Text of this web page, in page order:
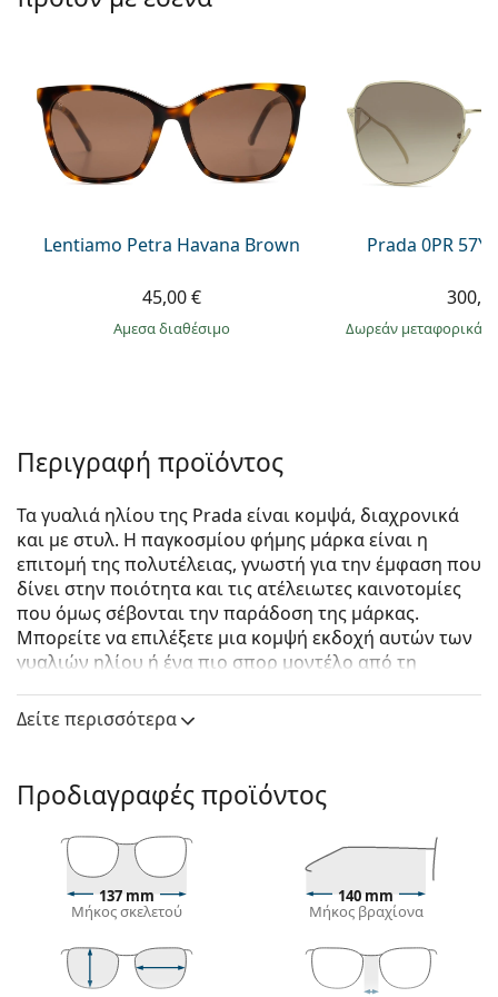
Persol
Όλες οι μάρκες
Lentiamo Petra Havana Brown
45,00 €
άμεσα διαθέσιμο
Prada 0PR
Δωρεάν μεταφορικά
Περιγραφή προϊόντος
Τα γυαλιά ηλίου της Prada είναι κομψά, διαχρονικά
και με στυλ. Η παγκοσμίου φήμης μάρκα είναι η
επιτομή της πολυτέλειας, γνωστή για την έμφαση που
δίνει στην ποιότητα και τις ατέλειωτες καινοτομίες
που όμως σέβονται την παράδοση της μάρκας.
Μπορείτε να επιλέξετε μια κομψή εκδοχή αυτών των
γυαλιών ηλίου ή ένα πιο σπορ μοντέλο από τη
λωρίδα. Όποιο στυλ κι αν επιλέξετε, με τα γυαλιά
ηλίου Prada θα είστε πάντα εξαιρετικοί και
Prada 0PR 17ZS VAU6S1 54είναι γυναικεία γυαλιά
Δείτε πώς φαίνονται πάνω σας αυτά τα γυαλιά ηλίου
με τη λειτουργία του Εικονικού καθρέφτη του
Lentiamo.
Σκελετός γυαλιών ηλίου
Το καφέ χρώμα του σκελετού ταιριάζει απόλυτα με
Δείτε περισσότερα
Προδιαγραφές προϊόντος
137 mm
Μήκος σκελετού
140 mm
Μήκος βραχίονα